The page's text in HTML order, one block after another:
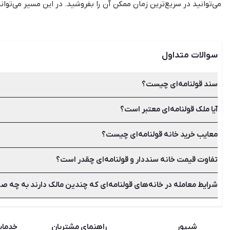
می‌توانید در سریع‌ترین زمان ممکن آن را بفروشید. در این مسیر
سوالات متداول
سند قولنامه‌ای چیست؟
قولنامه نوعی سند عادی است که توسط اداره ثبت اسناد تنظیم
آیا ملک قولنامه‌ای معتبر است؟
قولنامه یک سند عادی به حساب می‌آید. هر چند اسناد عادی در
معایب خرید خانه قولنامه‌ای چیست؟
در خرید و فروش ملک قولنامه ای ممکن است فروشنده، مالک
باشید. یعنی باید از فروشنده بخواهید که قولنامه‌های پیشین را
تفاوت قیمت خانه سنددار و قولنامه‌ای چقدر است؟
شما می‌توانید ملک قولنامه‌ای را با قیمت پایین‌تر از عرف بازار خریداری کنید.
شرایط معامله در خانه‌های قولنامه‌ای که چندین مالک دارند به
مالکان دیگر دارای وکالت رسمی باشد نیز در قرارداد کفایت خواهد
شیپور راهنمای مشتریان